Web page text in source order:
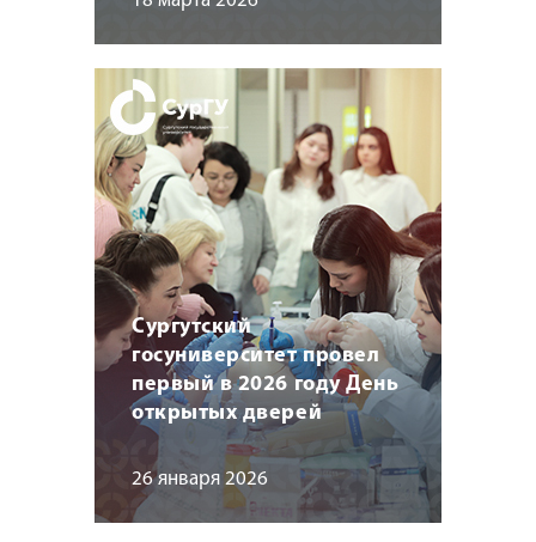
Сургутский
госуниверситет провел
первый в 2026 году День
открытых дверей
26 января 2026